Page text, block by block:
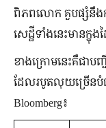
ពិភពលោក គួបផ្សំនឹងក
សេដ្ឋីទាំងនេះមានក្នុ
ខាងក្រោមនេះគឺជាប
ដែលរបូតលុយច្រើនបំ
Bloomberg៖